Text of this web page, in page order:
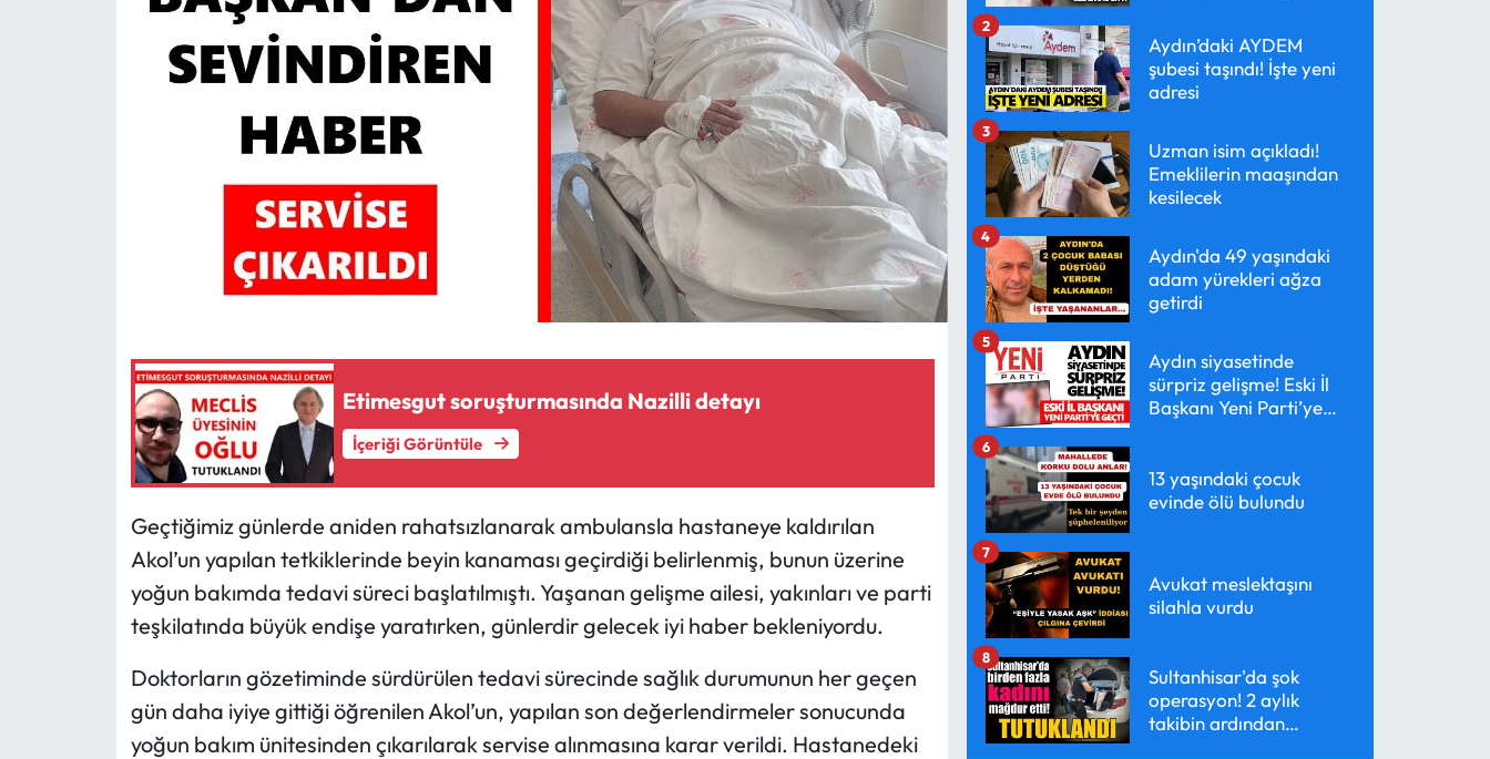
Etimesgut soruşturmasında Nazilli detayı
İçeriği Görüntüle
Geçtiğimiz günlerde aniden rahatsızlanarak ambulansla hastaneye kaldırılan
Akol’un yapılan tetkiklerinde beyin kanaması geçirdiği belirlenmiş, bunun üzerine
yoğun bakımda tedavi süreci başlatılmıştı. Yaşanan gelişme ailesi, yakınları ve parti
teşkilatında büyük endişe yaratırken, günlerdir gelecek iyi haber bekleniyordu.
Doktorların gözetiminde sürdürülen tedavi sürecinde sağlık durumunun her geçen
gün daha iyiye gittiği öğrenilen Akol’un, yapılan son değerlendirmeler sonucunda
yoğun bakım ünitesinden çıkarılarak servise alınmasına karar verildi. Hastanedeki
Aydın’daki AYDEM
şubesi taşındı! İşte yeni
adresi
2
Uzman isim açıkladı!
Emeklilerin maaşından
kesilecek
3
Aydın'da 49 yaşındaki
adam yürekleri ağza
getirdi
4
Aydın siyasetinde
sürpriz gelişme! Eski İl
Başkanı Yeni Parti’ye
5
13 yaşındaki çocuk
evinde ölü bulundu
6
Avukat meslektaşını
silahla vurdu
7
Sultanhisar'da şok
operasyon! 2 aylık
takibin ardından
8
RESMİ İLANLAR
HABER İLAN